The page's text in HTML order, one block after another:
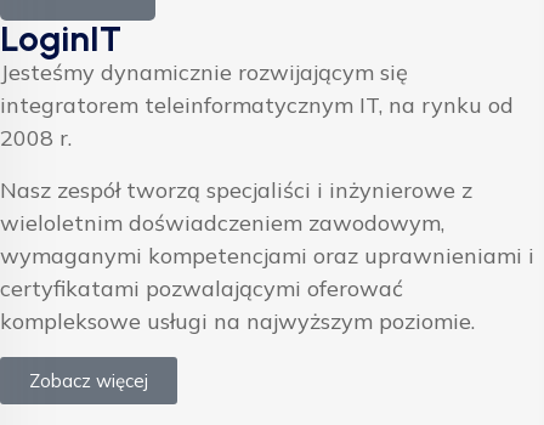
LoginIT
Jesteśmy dynamicznie rozwijającym się
integratorem teleinformatycznym IT, na rynku od
2008 r.
Nasz zespół tworzą specjaliści i inżynierowe z
wieloletnim doświadczeniem zawodowym,
wymaganymi kompetencjami oraz uprawnieniami i
certyfikatami pozwalającymi oferować
kompleksowe usługi na najwyższym poziomie.
Zobacz więcej